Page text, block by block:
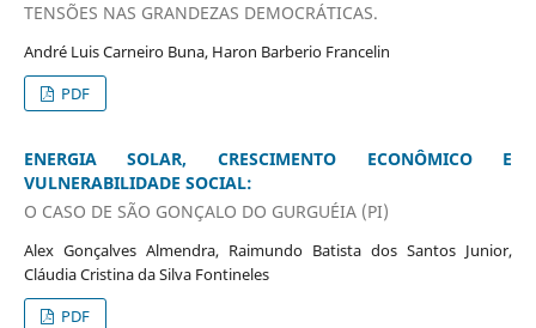
TENSÕES NAS GRANDEZAS DEMOCRÁTICAS.
André Luis Carneiro Buna, Haron Barberio Francelin
PDF
ENERGIA SOLAR, CRESCIMENTO ECONÔMICO E
VULNERABILIDADE SOCIAL:
O CASO DE SÃO GONÇALO DO GURGUÉIA (PI)
Alex Gonçalves Almendra, Raimundo Batista dos Santos Junior,
Cláudia Cristina da Silva Fontineles
PDF